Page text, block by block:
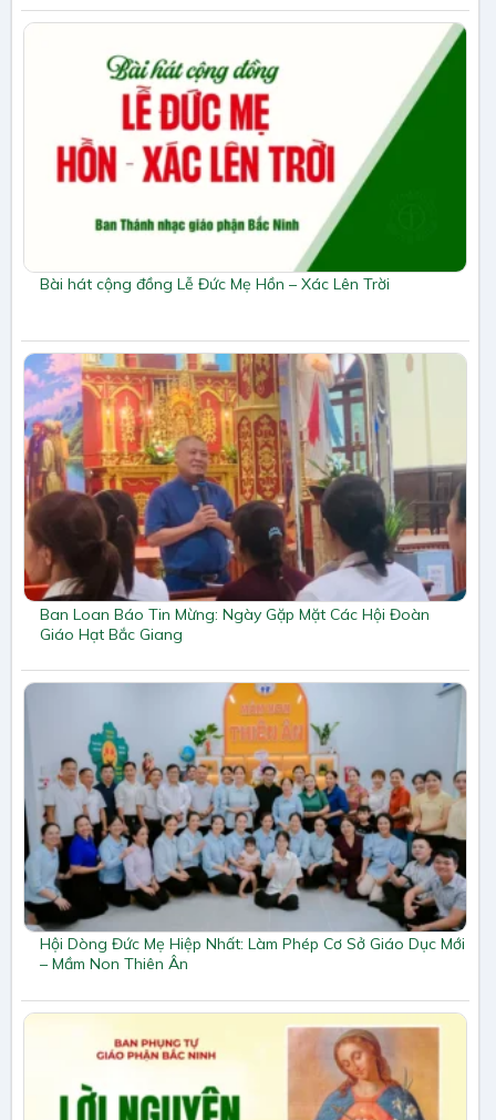
Bài hát cộng đồng Lễ Đức Mẹ Hồn – Xác Lên Trời
Ban Loan Báo Tin Mừng: Ngày Gặp Mặt Các Hội Đoàn
Giáo Hạt Bắc Giang
Hội Dòng Đức Mẹ Hiệp Nhất: Làm Phép Cơ Sở Giáo Dục Mới
– Mầm Non Thiên Ân